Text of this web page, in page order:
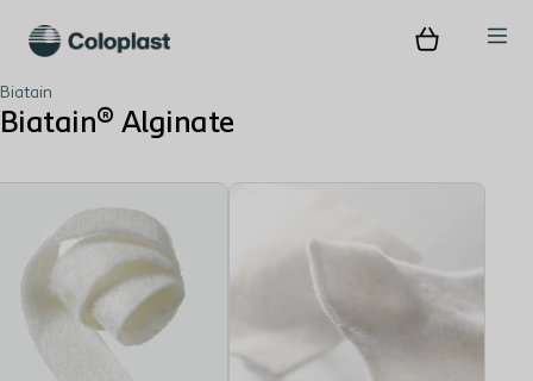
Biatain
Biatain® Alginate